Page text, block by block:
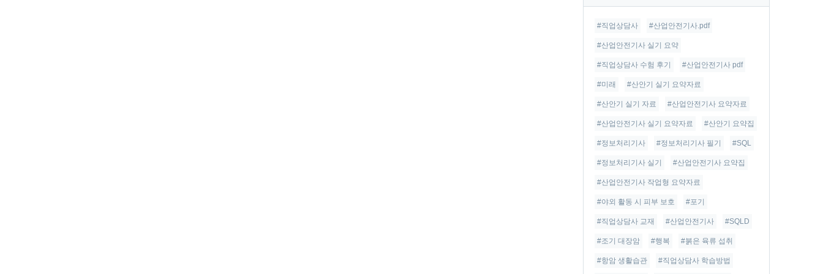
글
#직업상담사 #산업안전기사.pdf
#산업안전기사 실기 요약
#직업상담사 수험 후기 #산업안전기사 pdf
#미래 #산안기 실기 요약자료
#산안기 실기 자료 #산업안전기사 요약자료
#산업안전기사 실기 요약자료 #산안기 요약집
#정보처리기사 #정보처리기사 필기 #SQL
#정보처리기사 실기 #산업안전기사 요약집
#산업안전기사 작업형 요약자료
#야외 활동 시 피부 보호 #포기
#직업상담사 교재 #산업안전기사 #SQLD
#조기 대장암 #행복 #붉은 육류 섭취
#항암 생활습관 #직업상담사 학습방법